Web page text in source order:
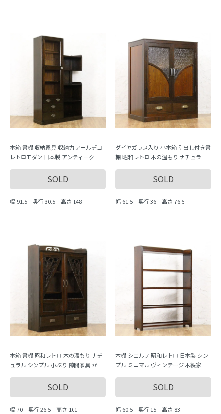
本箱 書棚 収納家具 収納力 アールデコ
レトロモダン 日本製 アンティーク 骨
SOLD
幅 91.5 奥行 30.5 高さ 148
ダイヤガラス入り 小本箱 引出し付き書
棚 昭和レトロ 木の温もり ナチュラル
SOLD
幅 61.5 奥行 36 高さ 76.5
本箱 書棚 昭和レトロ 木の温もり ナチ
ュラル シンプル 小ぶり 隙間家具 かわ
SOLD
幅 70 奥行 26.5 高さ 101
本棚 シェルフ 昭和レトロ 日本製 シン
プル ミニマル ヴィンテージ 木製家具
SOLD
幅 60.5 奥行 15 高さ 83